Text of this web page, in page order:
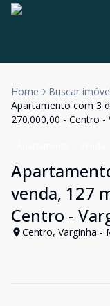
Home
Buscar
Apartamento com 3
270.000,00 - Centro -
venda, 127
Centro -
Centro, Varginha -